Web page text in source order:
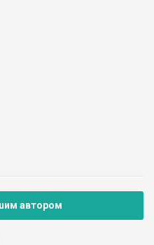
автором